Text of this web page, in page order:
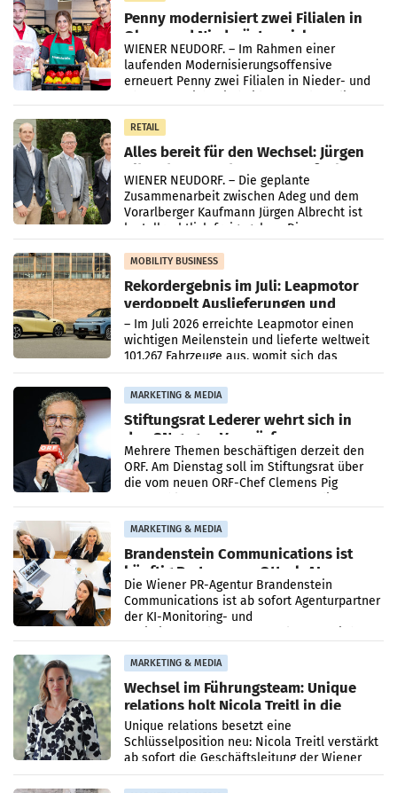
Penny modernisiert zwei Filialen in
Ober- und Niederösterreich
WIENER NEUDORF. – Im Rahmen einer
laufenden Modernisierungsoffensive
erneuert Penny zwei Filialen in Nieder- und
RETAIL
Alles bereit für den Wechsel: Jürgen
Albrecht setzt ab 1.1.2027 auf Adeg
WIENER NEUDORF. – Die geplante
Zusammenarbeit zwischen Adeg und dem
Vorarlberger Kaufmann Jürgen Albrecht ist
kartellrechtlich freigegeben: Die
Bundeswettbewerbsbehörde und der
Bundeskartellanwalt
MOBILITY BUSINESS
Rekordergebnis im Juli: Leapmotor
verdoppelt Auslieferungen und
überschreitet die 100.000er-Marke
– Im Juli 2026 erreichte Leapmotor einen
wichtigen Meilenstein und lieferte weltweit
101.267 Fahrzeuge aus, womit sich das
Ergebnis gegenüber Juli 2025 mehr als
verdoppelte (+102
MARKETING & MEDIA
Stiftungsrat Lederer wehrt sich in
den SN gegen Vorwürfe
Mehrere Themen beschäftigen derzeit den
ORF. Am Dienstag soll im Stiftungsrat über
die vom neuen ORF-Chef Clemens Pig
MARKETING & MEDIA
Brandenstein Communications ist
künftig Partner von OtterlyAI
Die Wiener PR-Agentur Brandenstein
Communications ist ab sofort Agenturpartner
der KI-Monitoring- und
MARKETING & MEDIA
Wechsel im Führungsteam: Unique
relations holt Nicola Treitl in die
Geschäftsleitung
Unique relations besetzt eine
Schlüsselposition neu: Nicola Treitl verstärkt
ab sofort die Geschäftsleitung der Wiener
PR-Agentur an der Seite von Josef Kalina und
Anna Kalina-Mahr.